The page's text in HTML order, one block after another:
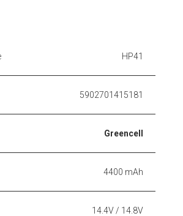
HP41
5902701415181
Greencell
4400 mAh
14.4V / 14.8V